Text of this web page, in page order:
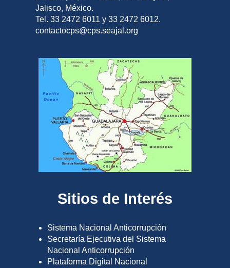
Jalisco, México.
Tel. 33 2472 6011 y 33 2472 6012.
contactocps@cps.seajal.org
Sitios de Interés
Sistema Nacional Anticorrupción
Secretaría Ejecutiva del Sistema
Nacional Anticorrupción
Plataforma Digital Nacional